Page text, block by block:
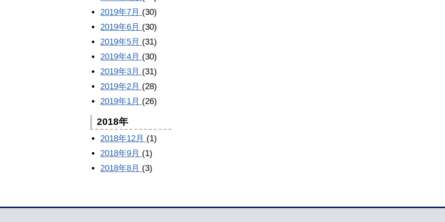
2019年7月 (30)
2019年6月 (30)
2019年5月 (31)
2019年4月 (30)
2019年3月 (31)
2019年2月 (28)
2019年1月 (26)
2018年
2018年12月 (1)
2018年9月 (1)
2018年8月 (3)